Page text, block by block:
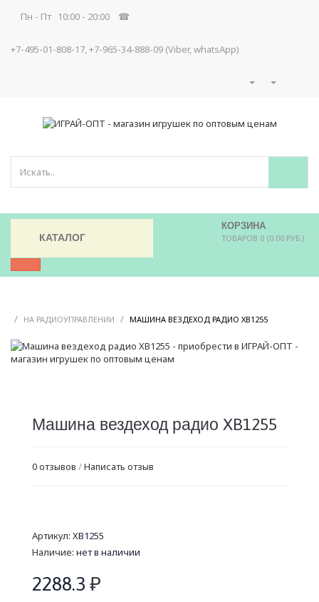
Пн - Пт 10:00 - 20:00 ☎
+7-495-01-808-17, +7-965-34-888-09 (Viber, whatsApp)
КОРЗИНА
ТОВАРОВ 0 (0.00 РУБ.)
КАТАЛОГ
/ НА РАДИОУПРАВЛЕНИИ / МАШИНА ВЕЗДЕХОД РАДИО XB1255
Машина вездеход радио XB1255
0 отзывов /Написать отзыв
Артикул: XB1255
Наличие: нет в наличии
2288.3 ₽